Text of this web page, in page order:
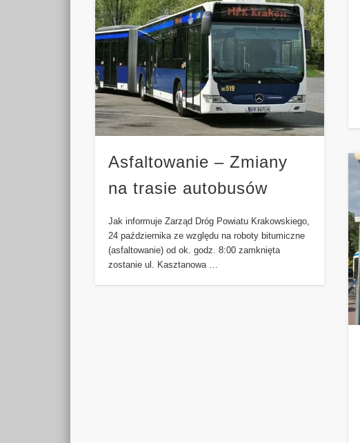
Asfaltowanie – Zmiany
na trasie autobusów
Jak informuje Zarząd Dróg Powiatu Krakowskiego,
24 października ze względu na roboty bitumiczne
(asfaltowanie) od ok. godz. 8:00 zamknięta
zostanie ul. Kasztanowa …